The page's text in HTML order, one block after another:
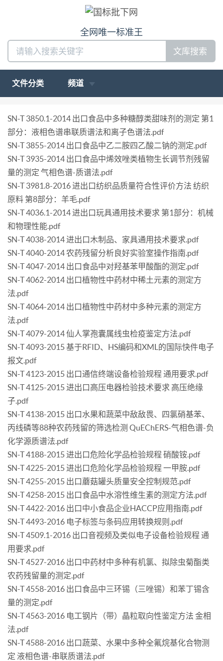
全网唯一标准王
文库搜索
文件分类 频道
SN-T 3850.1-2014 出口食品中多种糖醇类甜味剂的测定 第1
部分：液相色谱串联质谱法和离子色谱法.pdf
SN-T 3855-2014 出口食品中乙二胺四乙酸二钠的测定.pdf
SN-T 3935-2014 出口食品中烯效唑类植物生长调节剂残留
量的测定 气相色谱-质谱法.pdf
SN-T 3981.8-2016 进出口纺织品质量符合性评价方法 纺织
原料 第8部分：羊毛.pdf
SN-T 4036.1-2014 进出口玩具通用技术要求 第1部分：机械
和物理性能.pdf
SN-T 4038-2014 进出口木制品、家具通用技术要求.pdf
SN-T 4040-2014 农药残留分析良好实验室操作指南.pdf
SN-T 4047-2014 出口食品中对羟基苯甲酸酯的测定.pdf
SN-T 4062-2014 出口植物性中药材中稀土元素的测定方
法.pdf
SN-T 4064-2014 出口植物性中药材中多种元素的测定方
法.pdf
SN-T 4079-2014 仙人掌孢囊属线虫检疫鉴定方法.pdf
SN-T 4093-2015 基于RFID、HS编码和XML的国际快件电子
报文.pdf
SN-T 4123-2015 出口通信终端设备检验规程 通用要求.pdf
SN-T 4125-2015 进出口高压电器检验技术要求 高压绝缘
子.pdf
SN-T 4138-2015 出口水果和蔬菜中敌敌畏、四氯硝基苯、
丙线磷等88种农药残留的筛选检测 QuEChERS-气相色谱-负
化学源质谱法.pdf
SN-T 4188-2015 进出口危险化学品检验规程 硝酸铵.pdf
SN-T 4225-2015 进出口危险化学品检验规程 一甲胺.pdf
SN-T 4255-2015 出口蘑菇罐头质量安全控制规范.pdf
SN-T 4258-2015 出口食品中水溶性维生素的测定方法.pdf
SN-T 4422-2016 出口中小食品企业HACCP应用指南.pdf
SN-T 4493-2016 电子标签与条码应用转换规则.pdf
SN-T 4509.1-2016 出口音视频及类似电子设备检验规程 通
用要求.pdf
SN-T 4527-2016 出口中药材中多种有机氯、拟除虫菊酯类
农药残留量的测定.pdf
SN-T 4558-2016 出口食品中三环锡（三唑锡）和苯丁锡含
量的测定.pdf
SN-T 4563-2016 电工钢片（带）晶粒取向性鉴定方法 金相
法.pdf
SN-T 4588-2016 出口蔬菜、水果中多种全氟烷基化合物测
定 液相色谱-串联质谱法.pdf